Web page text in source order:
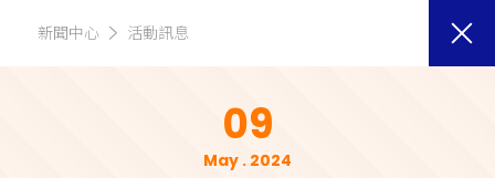
新聞中心 活動訊息
09
May . 2024